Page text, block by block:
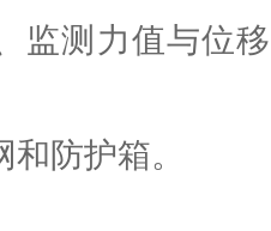
监测力值与位
防护箱。